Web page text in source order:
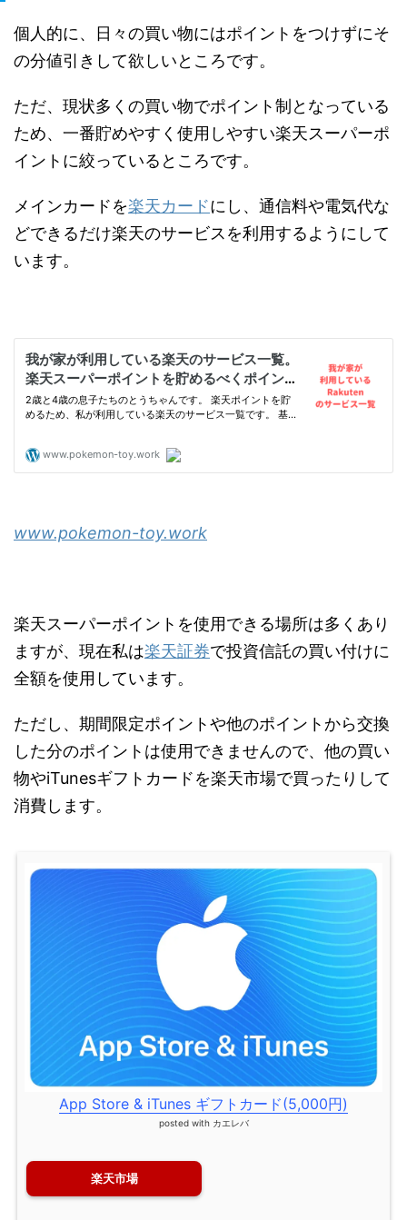
個人的に、日々の買い物にはポイントをつけずにそ
の分値引きして欲しいところです。
ただ、現状多くの買い物でポイント制となっている
ため、一番貯めやすく使用しやすい楽天スーパーポ
イントに絞っているところです。
メインカードを楽天カードにし、通信料や電気代な
どできるだけ楽天のサービスを利用するようにして
います。
www.pokemon-toy.work
楽天スーパーポイントを使用できる場所は多くあり
ますが、現在私は楽天証券で投資信託の買い付けに
全額を使用しています。
ただし、期間限定ポイントや他のポイントから交換
した分のポイントは使用できませんので、他の買い
物やiTunesギフトカードを楽天市場で買ったりして
消費します。
App Store & iTunes ギフトカード(5,000円)
posted with カエレバ
楽天市場